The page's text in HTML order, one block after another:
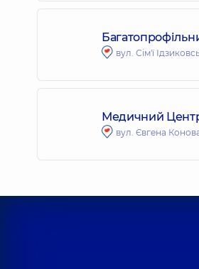
вул. Сім'ї
Медичний Центр
вул. Євгена